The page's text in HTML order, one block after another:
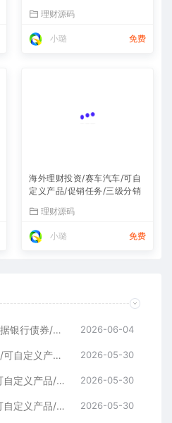
理财源码
小璐 免费
海外理财投资/赛车汽车/可自
定义产品/促销任务/三级分销
理财源码
小璐 免费
海外大数据理财投资/大数据银行债券/可自定义产品/促销任务/三级分销 2026-06-04
孟加拉理财投资/农场种植/可自定义产品/促销任务/三级分销 2026-05-30
海外理财投资/共享单车/可自定义产品/促销任务/三级分销 2026-05-30
海外理财投资/赛车汽车/可自定义产品/促销任务/三级分销 2026-05-30